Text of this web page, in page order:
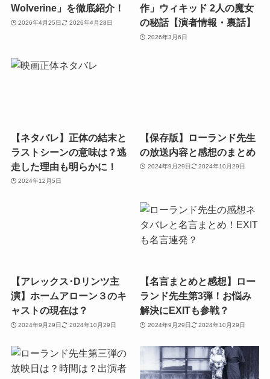
Wolverine」を徹底紹介！
2026年4月25日 2026年4月28日
作」ウィキッド 2人の魔女
の秘話【演者情報・裏話】
2026年3月6日
【ネタバレ】正体の結末と
ラストシーンの意味は？逃
走した理由も明らかに！
2024年12月5日
【保存版】ローランド先生
の放送内容と感想のまとめ
2024年9月29日 2024年10月29日
【アレックス･Dリンツ主
演】ホームアローン３のキ
ャストの現在は？
2024年9月29日 2024年10月29日
【名言まとめと感想】ロー
ランド先生第3弾！お悩み
解決にEXITも参戦？
2024年9月29日 2024年10月29日